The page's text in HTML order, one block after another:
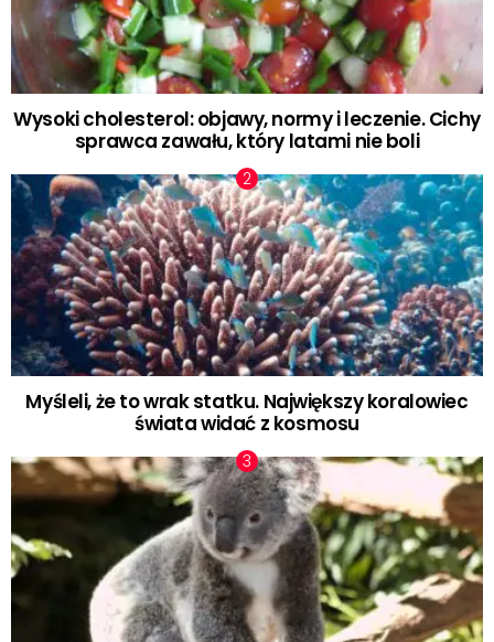
Wysoki cholesterol: objawy, normy i leczenie. Cichy
sprawca zawału, który latami nie boli
Myśleli, że to wrak statku. Największy koralowiec
świata widać z kosmosu